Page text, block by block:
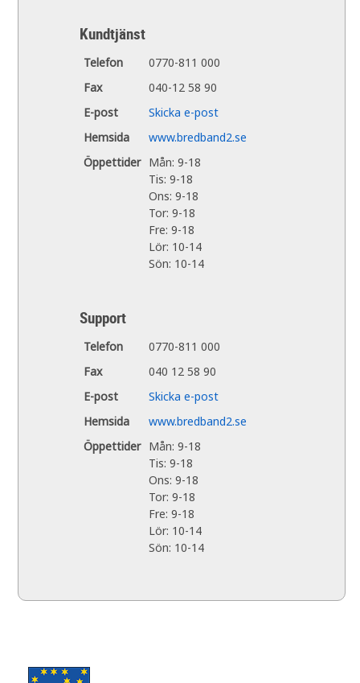
Kundtjänst
Telefon
0770-811 000
Fax
040-12 58 90
E-post
Skicka e-post
Hemsida
www.bredband2.se
Öppettider Mån: 9-18
Tis: 9-18
Ons: 9-18
Tor: 9-18
Fre: 9-18
Lör: 10-14
Sön: 10-14
Support
Telefon
0770-811 000
Fax
040 12 58 90
E-post
Skicka e-post
Hemsida
www.bredband2.se
Öppettider Mån: 9-18
Tis: 9-18
Ons: 9-18
Tor: 9-18
Fre: 9-18
Lör: 10-14
Sön: 10-14